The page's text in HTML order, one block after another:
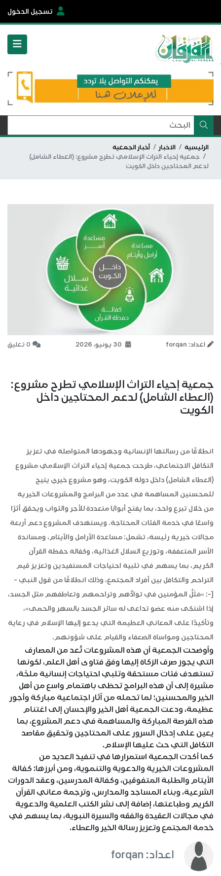
تسجيل الدخول
الرئيسية الاخبار
أخبار الجمعية
جمعية إحياء التراث الإسلامي تطرح مشروع: (العطاء الشامل)
لدعم المحتاجين داخل الكويت
اعداد: forqan 0 تعليق
جمعية إحياء التراث الإسلامي تطرح مشروع:
(العطاء الشامل) لدعم المحتاجين داخل
الكويت
انطلاقًا من رسالتها الإنسانية وجهودها المتواصلة في تعزيز
التكافل الاجتماعي، طرحت جمعية إحياء التراث الإسلامي مشروع
(العطاء الشامل) داخل دولة الكويت، وهو مشروع خيري يتيح
للمحسنين المساهمة في عدد من البرامج والمشروعات الخيرية
من خلال تبرع واحد، بما يفتح أبوابًا متعددة للأجر والثواب ويحقق أثرًا
واسعًا في خدمة الفئات المحتاجة. ويستهدف المشروع دعم أربعة
مجالات خيرية رئيسة، تشمل: مساعدة الأرامل والأيتام، ومساندة
الأسر المتعففة، وتوزيع السلال الغذائية، وكفالة حفظة القرآن
الكريم، بما يسهم في تلبية احتياجات المستفيدين وتعزيز قيم
التراحم والتكافل بين أفراد المجتمع، وذلك انطلاقًا من قول النبي -
[-: «مَثَلُ المؤمنين في توادِّهم وتراحمهم وتعاطفهم مثل الجسد،
إذا اشتكى منه عضو تداعى له سائر الجسد بالسهر والحمى»،
وتأكيدًا على المعاني العظيمة التي يدعو إليها الإسلام في رعاية
المحتاجين ومواساة الضعفاء والقيام على شؤونهم.
وأوضحت الجمعية أن هذه المشروعات تُعد من المصارف
التي يجوز صرف الزكاة إليها وفق فتاوى أهل العلم، لكونها
تستهدف فئات مستحقة وتلبي احتياجات إنسانية ملحّة،
مشيرة إلى أن هذه البرامج تحظى باهتمام واسع من أهل
الخير والمحسنين؛ لما تحمله من آثار اجتماعية مباركة وأجور
عظيمة، ودعت الجمعية أهل الخير والإحسان إلى اغتنام
هذه الفرصة المباركة والمساهمة في دعم المشروع، بما
يعين على إدخال السرور على المحتاجين وتحقيق مقاصد
التكافل التي حث عليها الإسلام.
كما أكدت الجمعية استمرارها في تنفيذ العديد من
المشروعات الخيرية والدعوية والتنموية، ومن أبرزها: كفالة
الأيتام والطلبة المتفوقين، وكفالة المدرسين، وعقد الدورات
الشرعية، وبناء المساجد والمدارس، وترجمة معاني القرآن
الكريم وطباعتها، إضافة إلى نشر الكتب العلمية والدعوية
في مجالات العقيدة والفقه والسيرة النبوية، بما يسهم في
خدمة المجتمع وتعزيز رسالة الخير والعطاء.
اعداد: forqan